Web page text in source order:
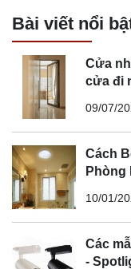
Bài viết nổi
Cửa
cửa đi
09/07/
Cách
Phòng
10/01/
Các
-